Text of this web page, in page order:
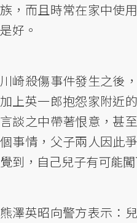
族，而且時常在家中使
是好。
川崎殺傷事件發生之後
加上英一郎抱怨家附近
言談之中帶著恨意，甚
個事情，父子兩人因此
覺到，自己兒子有可能闖
熊澤英昭向警方表示：